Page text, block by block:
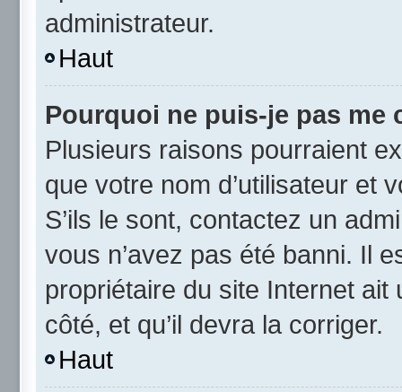
administrateur.
Haut
Pourquoi ne puis-je pas me
Plusieurs raisons pourraient
que votre nom d’utilisateur et
S’ils le sont, contactez un
vous n’avez pas été banni. Il
propriétaire du site Internet
côté, et qu’il devra la corriger.
Haut